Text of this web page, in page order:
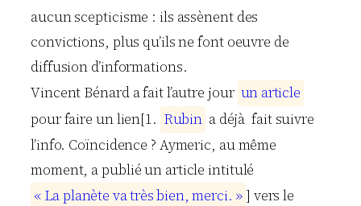
aucun scepticisme : ils assènent des
convictions, plus qu’ils ne font oeuvre de
diffusion d’informations.
Vincent Bénard a fait l’autre jour un article
pour faire un lien[1. Rubin a déjà fait suivre
l’info. Coïncidence ? Aymeric, au même
moment, a publié un article intitulé
« Laplanète vatrèsbien, merci. » ] vers le